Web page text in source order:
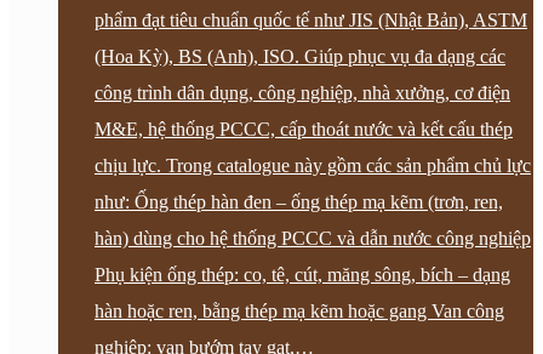
phẩm đạt tiêu chuẩn quốc tế như JIS (Nhật Bản), ASTM
(Hoa Kỳ), BS (Anh), ISO. Giúp phục vụ đa dạng các
công trình dân dụng, công nghiệp, nhà xưởng, cơ điện
M&E, hệ thống PCCC, cấp thoát nước và kết cấu thép
chịu lực. Trong catalogue này gồm các sản phẩm chủ lực
như: Ống thép hàn đen – ống thép mạ kẽm (trơn, ren,
hàn) dùng cho hệ thống PCCC và dẫn nước công nghiệp
Phụ kiện ống thép: co, tê, cút, măng sông, bích – dạng
hàn hoặc ren, bằng thép mạ kẽm hoặc gang Van công
nghiệp: van bướm tay gạt,…